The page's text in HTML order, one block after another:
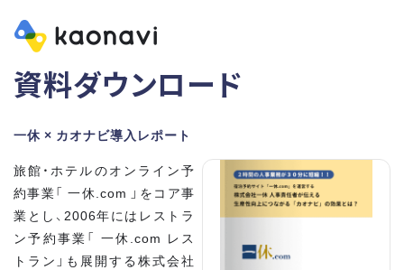
資料ダウンロード
一休 × カオナビ導入レポート
旅館・ホテルのオンライン予
約事業「 一休.com 」をコア事
業とし、2006年にはレストラ
ン予約事業「 一休.com レス
トラン」も展開する株式会社